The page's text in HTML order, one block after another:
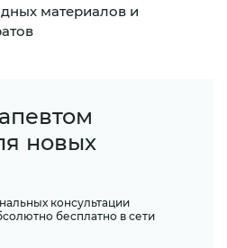
материалов и
новых
консультации
бесплатно в сети